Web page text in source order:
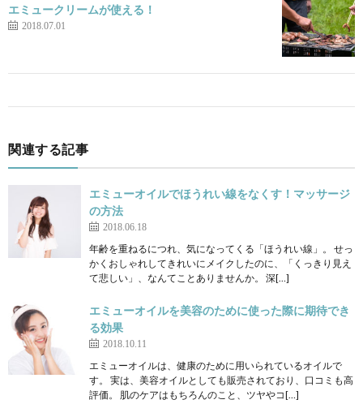
エミュークリームが使える！
2018.07.01
関連する記事
エミューオイルでほうれい線をなくす！マッサージ
の方法
2018.06.18
年齢を重ねるにつれ、気になってくる「ほうれい線」。 せっ
かくおしゃれしてきれいにメイクしたのに、「くっきり見え
て悲しい」、なんてことありませんか。 深[…]
エミューオイルを美容のために使った際に期待でき
る効果
2018.10.11
エミューオイルは、健康のために用いられているオイルで
す。 実は、美容オイルとしても販売されており、口コミも高
評価。 肌のケアはもちろんのこと、ツヤやコ[…]